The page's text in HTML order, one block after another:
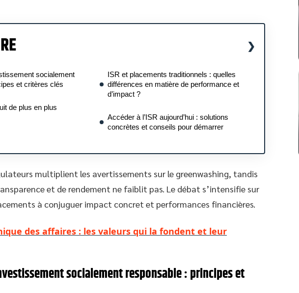
socialement
et critères clés
de plus en plus
ISR et placements traditionnels : quelles
différences en matière de performance et
d’impact ?
Accéder à l’ISR aujourd’hui : solutions
concrètes et conseils pour démarrer
multiplient les avertissements sur le greenwashing, tandis
et de rendement ne faiblit pas. Le débat s’intensifie sur
à conjuguer impact concret et performances financières.
des affaires : les valeurs qui la fondent et leur
socialement responsable : principes et